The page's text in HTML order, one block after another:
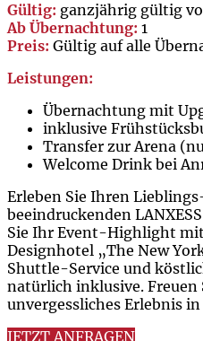
Gültig: ganzjährig gültig
Ab Übernachtung: 1
Preis: Gültig auf alle
Leistungen:
Übernachtung mit
inklusive
Transfer zur Arena
Welcome Drink bei
Erleben Sie Ihren
beeindruckenden
Sie Ihr Event-Highlight
Designhotel „The New
Shuttle-Service und
natürlich inklusive. Freuen
unvergessliches Erlebnis
JETZT ANFRAGEN